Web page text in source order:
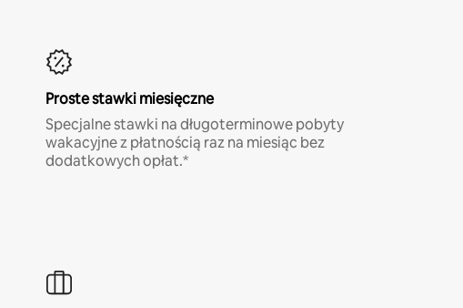
Proste stawki miesięczne
Specjalne stawki na długoterminowe pobyty
wakacyjne z płatnością raz na miesiąc bez
dodatkowych opłat.*